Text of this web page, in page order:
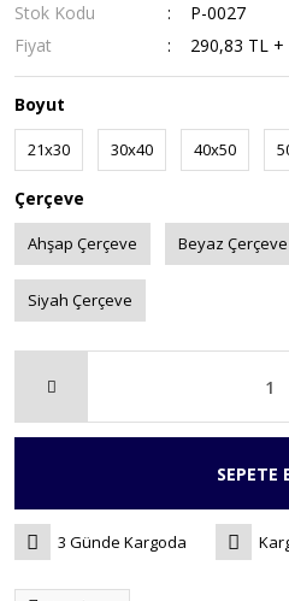
Stok Kodu
P-0027
Fiyat
290,83 TL +
Boyut
21x30 30x40 40x50
Çerçeve
Ahşap Çerçeve Beyaz Çerçeve
Siyah Çerçeve
SEPETE
3 Günde Kargoda